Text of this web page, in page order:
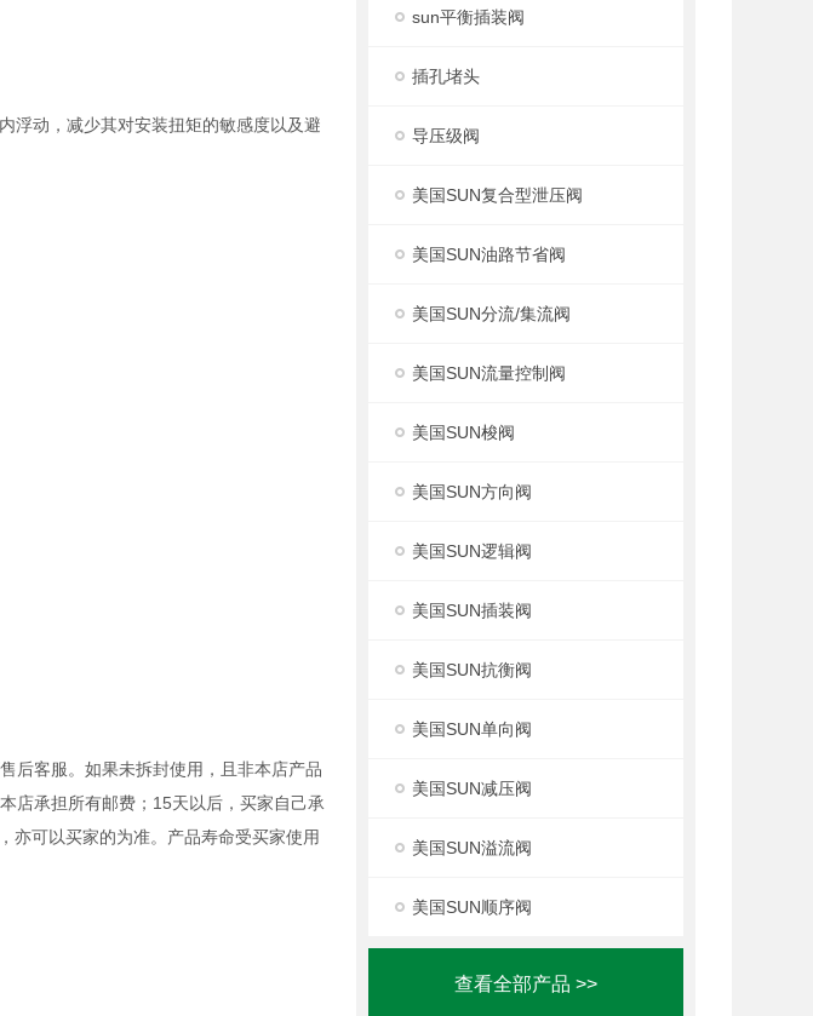
sun平衡插装阀
插孔堵头
导压级阀
美国SUN复合型泄压阀
美国SUN油路节省阀
美国SUN分流/集流阀
美国SUN流量控制阀
美国SUN梭阀
美国SUN方向阀
美国SUN逻辑阀
美国SUN插装阀
美国SUN抗衡阀
美国SUN单向阀
美国SUN减压阀
美国SUN溢流阀
美国SUN顺序阀
查看全部产品 >>
浮动，减少其对安装扭矩的敏感度以及避
后客服。如果未拆封使用，且非本店产品
店承担所有邮费；15天以后，买家自己承
亦可以买家的为准。产品寿命受买家使用